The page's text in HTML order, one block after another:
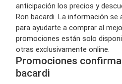
anticipación los precios y
Ron bacardi. La información se
para ayudarte a comprar al
promociones están solo
otras exclusivamente online.
Promociones
bacardi